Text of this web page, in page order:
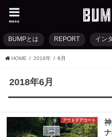
menu
BUMPとは REPORT イン
HOME 2018年 6月
2018年6月
アウトドアコート